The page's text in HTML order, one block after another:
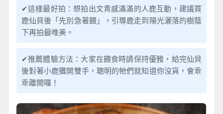
✔這樣最好拍：想拍出文青感滿滿的人鹿互動，建議買
鹿仙貝後「先別急著餵」，引導鹿走到陽光灑落的樹蔭
下再拍最唯美。
✔推薦體驗方法：大家在餵食時請保持優雅，給完仙貝
後對著小鹿攤開雙手，聰明的牠們就知道你沒貨，會乖
乖離開囉！